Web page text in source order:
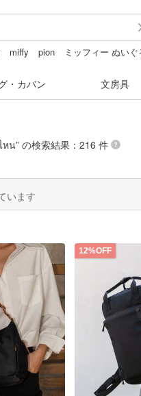
miffy pion
ミッフィー ぬいぐ
・カバン 文房具
หน” の検索結果：216 件
います
12%OFF